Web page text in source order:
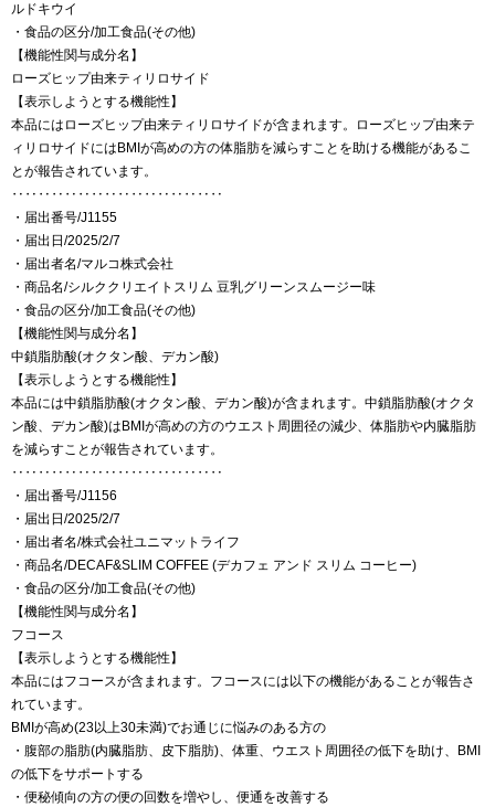
ルドキウイ
・食品の区分/加工食品(その他)
【機能性関与成分名】
ローズヒップ由来ティリロサイド
【表示しようとする機能性】
本品にはローズヒップ由来ティリロサイドが含まれます。ローズヒップ由来テ
ィリロサイドにはBMIが高めの方の体脂肪を減らすことを助ける機能があるこ
とが報告されています。
‥‥‥‥‥‥‥‥‥‥‥‥‥‥‥‥
・届出番号/J1155
・届出日/2025/2/7
・届出者名/マルコ株式会社
・商品名/シルククリエイトスリム 豆乳グリーンスムージー味
・食品の区分/加工食品(その他)
【機能性関与成分名】
中鎖脂肪酸(オクタン酸、デカン酸)
【表示しようとする機能性】
本品には中鎖脂肪酸(オクタン酸、デカン酸)が含まれます。中鎖脂肪酸(オクタ
ン酸、デカン酸)はBMIが高めの方のウエスト周囲径の減少、体脂肪や内臓脂肪
を減らすことが報告されています。
‥‥‥‥‥‥‥‥‥‥‥‥‥‥‥‥
・届出番号/J1156
・届出日/2025/2/7
・届出者名/株式会社ユニマットライフ
・商品名/DECAF&SLIM COFFEE (デカフェ アンド スリム コーヒー)
・食品の区分/加工食品(その他)
【機能性関与成分名】
フコース
【表示しようとする機能性】
本品にはフコースが含まれます。フコースには以下の機能があることが報告さ
れています。
BMIが高め(23以上30未満)でお通じに悩みのある方の
・腹部の脂肪(内臓脂肪、皮下脂肪)、体重、ウエスト周囲径の低下を助け、BMI
の低下をサポートする
・便秘傾向の方の便の回数を増やし、便通を改善する